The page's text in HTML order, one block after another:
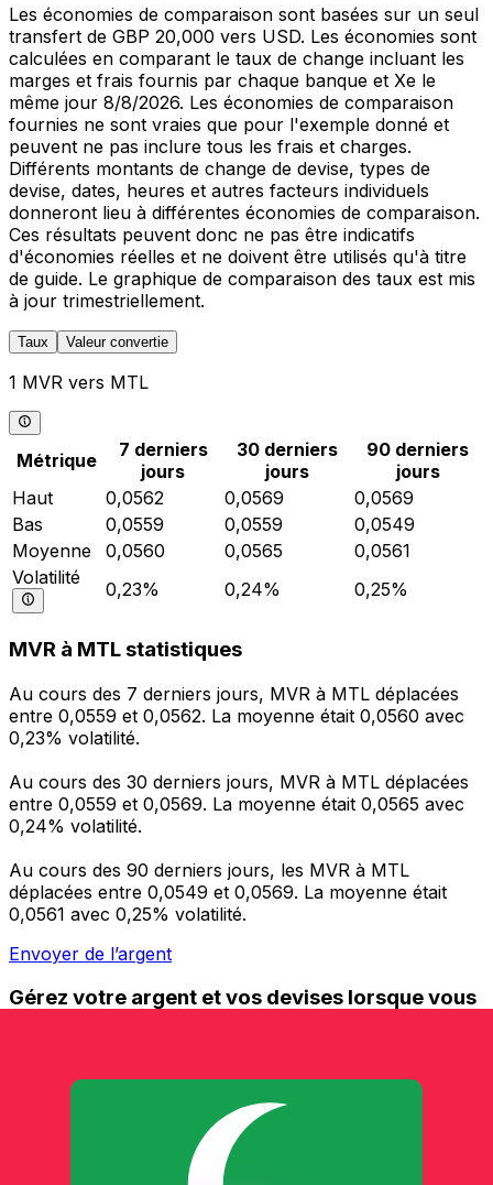
Les économies de comparaison sont basées sur un seul
transfert de GBP 20,000 vers USD. Les économies sont
calculées en comparant le taux de change incluant les
marges et frais fournis par chaque banque et Xe le
même jour 8/8/2026. Les économies de comparaison
fournies ne sont vraies que pour l'exemple donné et
peuvent ne pas inclure tous les frais et charges.
Différents montants de change de devise, types de
devise, dates, heures et autres facteurs individuels
donneront lieu à différentes économies de comparaison.
Ces résultats peuvent donc ne pas être indicatifs
d'économies réelles et ne doivent être utilisés qu'à titre
de guide. Le graphique de comparaison des taux est mis
à jour trimestriellement.
Taux Valeur convertie
1 MVR vers MTL
Métrique
7 derniers
jours
30 derniers
jours
90 derniers
jours
Haut
0,0562 0,0569
0,0569
Bas
0,0559 0,0559
0,0549
Moyenne
0,0560 0,0565
0,0561
Volatilité
0,23% 0,24% 0,25%
MVR à MTL statistiques
Au cours des 7 derniers jours, MVR à MTL déplacées
entre 0,0559 et 0,0562. La moyenne était 0,0560 avec
0,23% volatilité.
Au cours des 30 derniers jours, MVR à MTL déplacées
entre 0,0559 et 0,0569. La moyenne était 0,0565 avec
0,24% volatilité.
Au cours des 90 derniers jours, les MVR à MTL
déplacées entre 0,0549 et 0,0569. La moyenne était
0,0561 avec 0,25% volatilité.
Envoyer de l’argent
Gérez votre argent et vos devises lorsque vous
nécessaires pour vos transferts d'argent internationaux
et la gestion de vos devises. Convertissez des devises,
programmez des alertes de taux et transférez de
l'argent à l'étranger sans frais cachés. Téléchargez
l'application dès aujourd'hui !